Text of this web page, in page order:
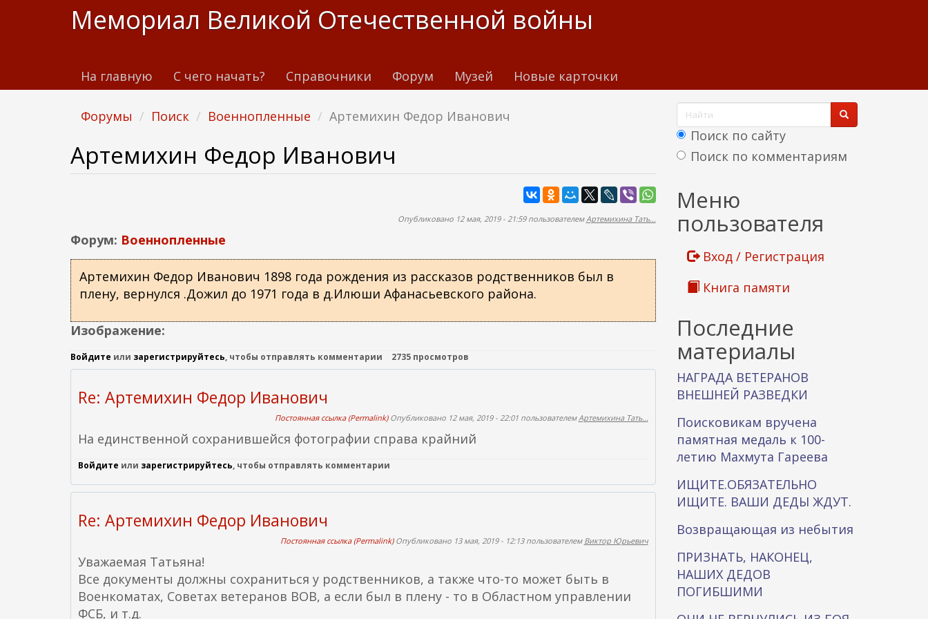
т
Мемориал Великой Отечественной войны
На главную С чего начать? Справочники Форум Музей Новые карточки
Форумы Поиск Военнопленные Артемихин Федор Иванович
Артемихин Федор Иванович
Опубликовано 12 мая, 2019 - 21:59 пользователемАртемихина Тать...
Форум: Военнопленные
Артемихин Федор Иванович 1898 года рождения из рассказов родственников был в
плену, вернулся .Дожил до 1971 года в д.Илюши Афанасьевского района.
Изображение:
Войдите или зарегистрируйтесь, чтобы отправлять комментарии 2735 просмотров
Re: Артемихин Федор Иванович
Постоянная ссылка (Permalink)Опубликовано 12 мая, 2019 - 22:01 пользователемАртемихина Тать...
На единственной сохранившейся фотографии справа крайний
Войдите или зарегистрируйтесь, чтобы отправлять комментарии
Re: Артемихин Федор Иванович
Постоянная ссылка (Permalink)Опубликовано 13 мая, 2019 - 12:13 пользователем Виктор Юрьевич
Уважаемая Татьяна!
Все документы должны сохраниться у родственников, а также что-то может быть в
Военкоматах, Советах ветеранов ВОВ, а если был в плену - то в Областном управлении
ФСБ, и т.д.
Ф
о
р
а
п
о
и
к
а
Поиск по сайту
Поиск по комментариям
Меню
пользователя
Вход / Регистрация
Книга памяти
Последние
материалы
НАГРАДА ВЕТЕРАНОВ
ВНЕШНЕЙ РАЗВЕДКИ
Поисковикам вручена
памятная медаль к 100-
летию Махмута Гареева
ИЩИТЕ.ОБЯЗАТЕЛЬНО
ИЩИТЕ. ВАШИ ДЕДЫ ЖДУТ.
Возвращающая из небытия
ПРИЗНАТЬ, НАКОНЕЦ,
НАШИХ ДЕДОВ
ПОГИБШИМИ